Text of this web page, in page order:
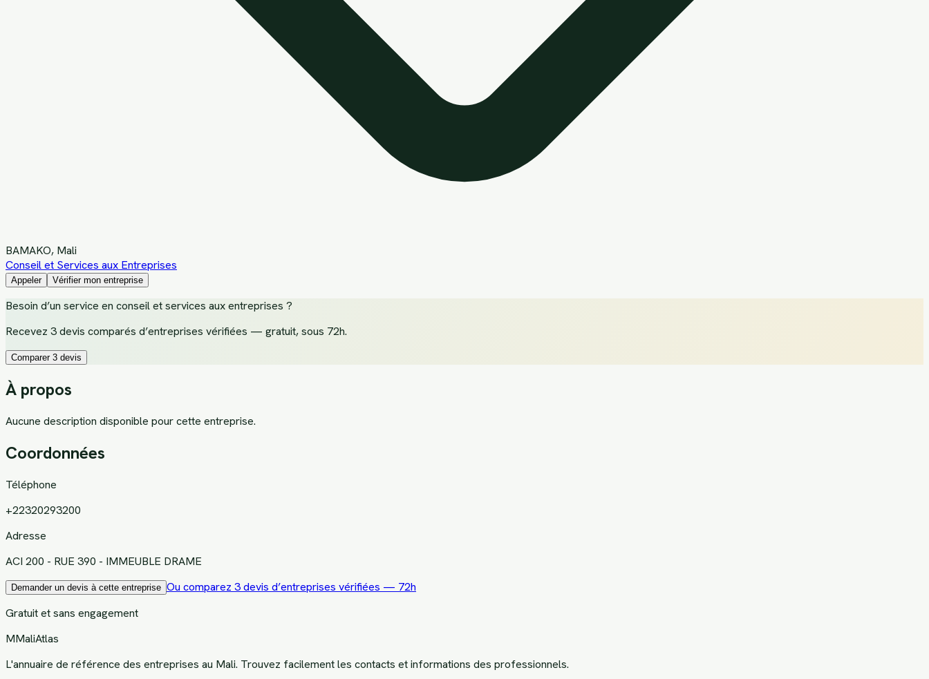
BAMAKO, Mali
Conseil et Services aux Entreprises
Appeler Vérifier mon entreprise
Besoin d’un service en conseil et services aux entreprises ?
Recevez 3 devis comparés d’entreprises vérifiées — gratuit, sous 72h.
Comparer 3 devis
À propos
Aucune description disponible pour cette entreprise.
Coordonnées
Téléphone
+22320293200
Adresse
ACI 200 - RUE 390 - IMMEUBLE DRAME
Demander un devis à cette entreprise Ou comparez 3 devis d’entreprises vérifiées — 72h
Gratuit et sans engagement
MMaliAtlas
L'annuaire de référence des entreprises au Mali. Trouvez facilement les contacts et informations des professionnels.